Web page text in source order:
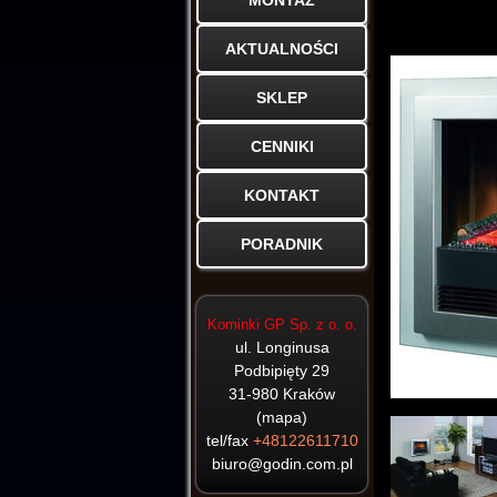
KOMINKI
ELEKTRYCZNE
KOMINKI
GAZOWE
KOMINKI
ARYSTO
BIOKOMINKI
ARCADIA
BEF
DOVRE
EDILKAMIN
JD METAL
CERAMICZNE
KAFLOWE
AKTUALNOŚCI
SKLEP
CENNIKI
KONTAKT
PORADNIK
Kominki GP Sp. z o. o.
ul. Longinusa
Podbipięty 29
31-980 Kraków
(mapa)
tel/fax +48122611710
biuro@godin.com.pl